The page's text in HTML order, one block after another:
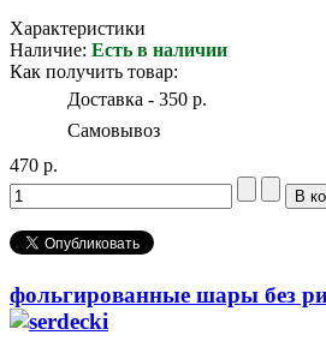
Характеристики
Наличие: Есть в наличии
Как получить товар:
Доставка - 350 р.
Самовывоз
470 р.
фольгированные шары без